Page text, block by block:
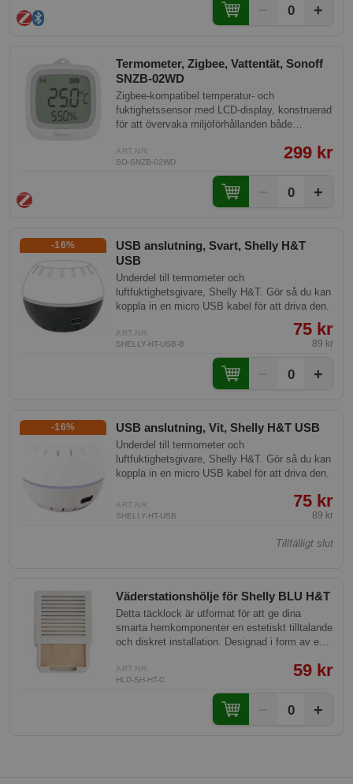
0 +
Termometer, Zigbee, Vattentät, Sonoff
SNZB-02WD
Zigbee-kompatibel temperatur- och
fuktighetssensor med LCD-display, konstruerad
för att övervaka miljöförhållanden både
och hög noggrannhet är denna sensor idealisk
för olika smarta hem-miljöer och säkerställer
tillförlitlig prestanda i fuktiga förhållanden.
ART.NR:
SO-SNZB-02WD
299 kr
0 +
USB anslutning, Svart, Shelly H&T
USB
-16%
Underdel till termometer och
luftfuktighetsgivare, Shelly H&T. Gör så du kan
koppla in en micro USB kabel för att driva den.
ART.NR:
SHELLY-HT-USB-B
75 kr
89 kr
0 +
USB anslutning, Vit, Shelly H&T USB
-16%
Underdel till termometer och
luftfuktighetsgivare, Shelly H&T. Gör så du kan
koppla in en micro USB kabel för att driva den.
ART.NR:
SHELLY-HT-USB
75 kr
89 kr
Tillfälligt slut
Väderstationshölje för Shelly BLU H&T
Detta täcklock är utformat för att ge dina
smarta hemkomponenter en estetiskt tilltalande
och diskret installation. Designad i form av en
och funktionalitet när den kombineras med
väggfästet HLD-SH-HT.
ART.NR:
HLD-SH-HT-C
59 kr
0 +